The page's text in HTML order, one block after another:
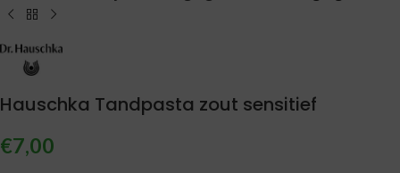
Hauschka Tandpasta zout sensitief
€7,00